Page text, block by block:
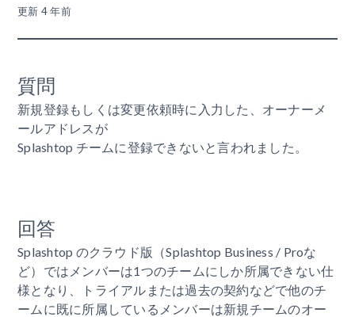
更新 4 年前
質問
新規登録もしくは変更依頼時に入力した、オーナーメ
ールアドレスが
Splashtop チームに登録できないと言われました。
回答
Splashtop のクラウド版（Splashtop Business / Proな
ど）ではメンバーは1つのチームにしか所属できない仕
様となり、トライアルまたは過去の契約などで他のチ
ームに既に所属しているメンバーは新規チームのオー